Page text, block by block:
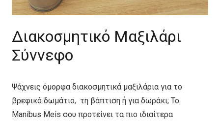
Διακοσμητικό Μαξιλάρι
Σύννεφο
Ψάχνεις όμορφα διακοσμητικά μαξιλάρια για το
βρεφικό δωμάτιο, τη βάπτιση ή για δωράκι; Το
Manibus Meis σου προτείνει τα πιο ιδιαίτερα